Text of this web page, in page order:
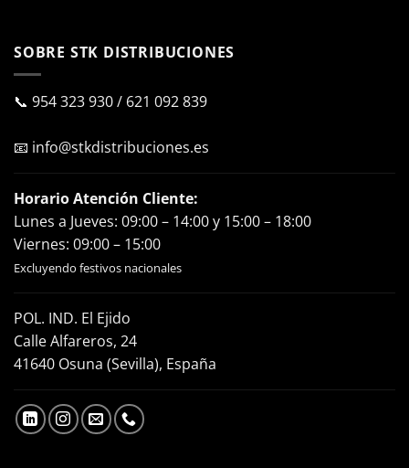
SOBRE STK DISTRIBUCIONES
📞 954 323 930/ 621 092 839
📧 info@stkdistribuciones.es
Horario Atención Cliente:
Lunes a Jueves: 09:00 – 14:00 y 15:00 – 18:00
Viernes: 09:00 – 15:00
Excluyendo festivos nacionales
POL. IND. El Ejido
Calle Alfareros, 24
41640 Osuna (Sevilla), España